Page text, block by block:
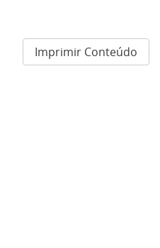
Imprimir Conteúdo